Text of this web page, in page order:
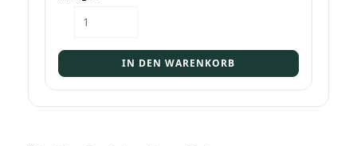
Tray
Coca-
DPG
Menge
IN DEN WARENKORB